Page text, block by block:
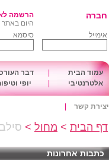
חברה
הרשמה
היום באתר 06/08/2026
אימייל
סיסמא
עמוד הבית דבר
אלטרנטיבי
יופי
יצירת קשר
דף הבית > מחול >
כתבות אחרונות